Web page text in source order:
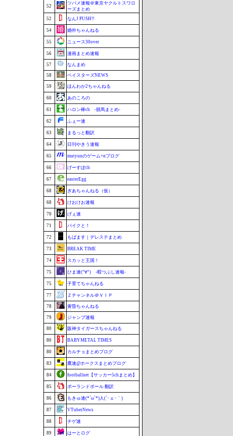
52
ツバメ速報＠東京ヤクルトスワロ
ーズまとめ
52
なんJ PUSH!!
54 婚外ちゃんねる
55 ニュース30over
56 漫画まとめ速報
57 なんまめ
58 ベイスターズNEWS
59 ほんわか2ちゃんねる
60 あのころの
61 ハロン棒ch -競馬まとめ-
62 ふぇー速
63 まるっと翻訳
64 日刊やきう速報
65 mutyunのゲーム+αブログ
66 げーすぽch
67 easterEgg
68 ぎあちゃんねる（仮）
68 けおけお速報
70 げぇ速
71 バイクと！
72 もばます｜デレステまとめ
73 BREAK TIME
74 スカッと王国！
75 ひま速(°∀°) -暇つぶし速報-
75 子育てちゃんねる
77 Ｚチャンネル＠ＶＩＰ
78 黄昏ちゃんねる
79 ジャンプ速報
80 阪神タイガースちゃんねる
80 BABYMETAL TIMES
80 カルチョまとめブログ
83 鷹速@ホークスまとめブログ
84 footballnet【サッカー5chまとめ】
85 ポーランドボール 翻訳
86 もきゅ速(*´ω`*)人(´･ェ･｀)
87 VTuberNews
88 チゲ速
89 はーとログ